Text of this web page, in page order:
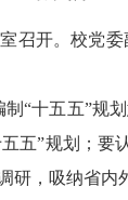
召开。校
“十五五”规
五”规划；要
，吸纳省